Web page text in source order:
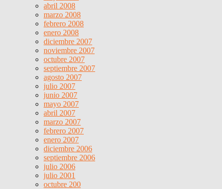
abril 2008
marzo 2008
febrero 2008
enero 2008
diciembre 2007
noviembre 2007
octubre 2007
septiembre 2007
agosto 2007
julio 2007
junio 2007
mayo 2007
abril 2007
marzo 2007
febrero 2007
enero 2007
diciembre 2006
septiembre 2006
julio 2006
julio 2001
octubre 200